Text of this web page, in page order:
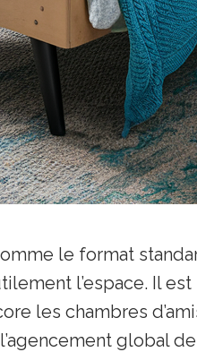
le format
l’espace. Il
les chambres
global